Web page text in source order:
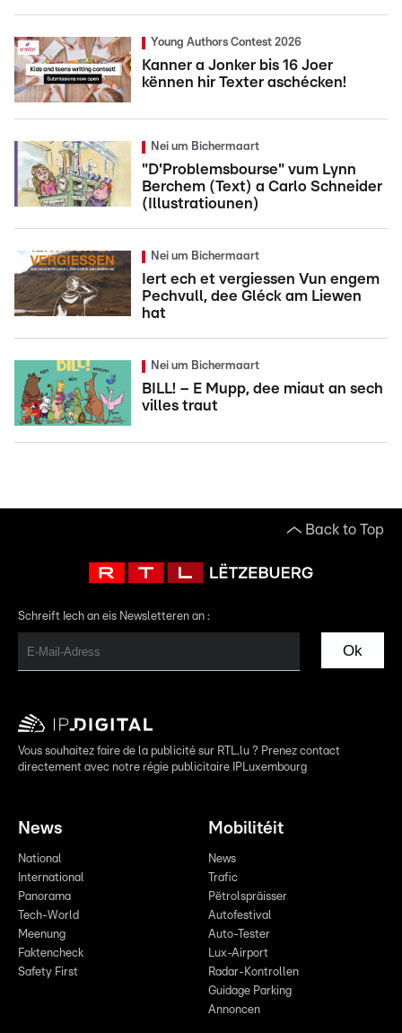
Young Authors Contest 2026
Kanner a Jonker bis 16 Joer
kënnen hir Texter aschécken!
Nei um Bichermaart
"D'Problemsbourse" vum Lynn
Berchem (Text) a Carlo Schneider
(Illustratiounen)
Nei um Bichermaart
Iert ech et vergiessen Vun engem
Pechvull, dee Gléck am Liewen
hat
Nei um Bichermaart
BILL! – E Mupp, dee miaut an sech
villes traut
Back to Top
Schreift Iech an eis Newsletteren an :
Ok
Vous souhaitez faire de la publicité sur RTL.lu ? Prenez contact
directement avec notre régie publicitaire IPLuxembourg
News
National
International
Panorama
Tech-World
Meenung
Faktencheck
Safety First
Mobilitéit
News
Trafic
Pëtrolspräisser
Autofestival
Auto-Tester
Lux-Airport
Radar-Kontrollen
Guidage Parking
Annoncen